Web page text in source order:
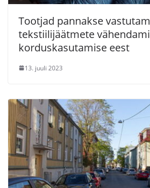
Tootjad pannakse
tekstiilijäätmete
korduskasutamise eest
13. juuli 2023